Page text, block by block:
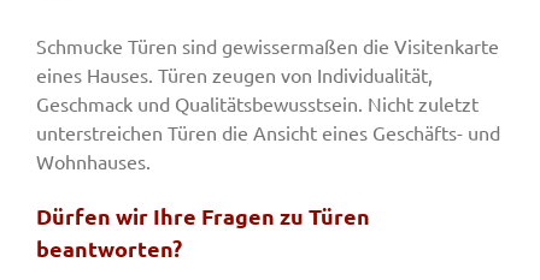
Fenster & Türen
Tore
Smart Home
Schmucke Türen sind gewissermaßen die Visitenkarte
eines Hauses. Türen zeugen von Individualität,
Geschmack und Qualitätsbewusstsein. Nicht zuletzt
unterstreichen Türen die Ansicht eines Geschäfts- und
Wohnhauses.
Dürfen wir Ihre Fragen zu Türen
beantworten?